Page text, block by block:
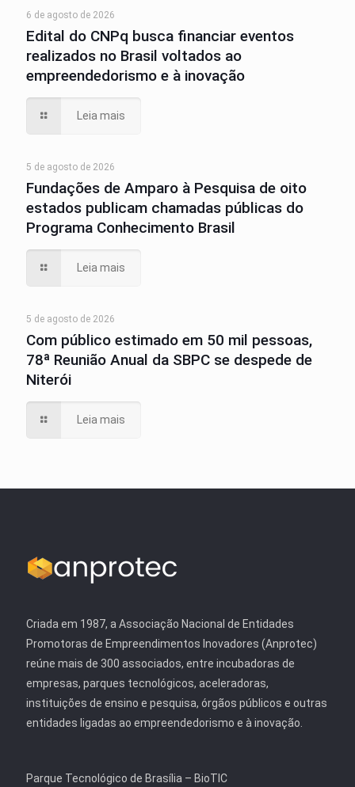
6 de agosto de 2026
Edital do CNPq busca financiar eventos
realizados no Brasil voltados ao
empreendedorismo e à inovação
Leia mais
5 de agosto de 2026
Fundações de Amparo à Pesquisa de oito
estados publicam chamadas públicas do
Programa Conhecimento Brasil
Leia mais
5 de agosto de 2026
Com público estimado em 50 mil pessoas,
78ª Reunião Anual da SBPC se despede de
Niterói
Leia mais
Criada em 1987, a Associação Nacional de Entidades
Promotoras de Empreendimentos Inovadores (Anprotec)
reúne mais de 300 associados, entre incubadoras de
empresas, parques tecnológicos, aceleradoras,
instituições de ensino e pesquisa, órgãos públicos e outras
entidades ligadas ao empreendedorismo e à inovação.
Parque Tecnológico de Brasília – BioTIC